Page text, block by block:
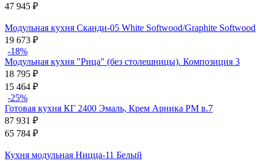
47 945 ₽
Модульная кухня Сканди-05 White Softwood/Graphite Softwood
19 673 ₽
-18%
Модульная кухня "Рица" (без столешницы). Композиция 3
18 795 ₽
15 464 ₽
-25%
Готовая кухня КГ 2400 Эмаль, Крем Арника РМ в.7
87 931 ₽
65 784 ₽
Кухня модульная Ницца-11 Белый